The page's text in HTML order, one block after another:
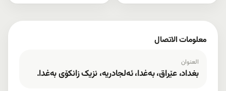
معلومات الاتصال
العنوان
بغداد، عێراق، بەغدا، ئەلجادریە، نزیک زانکۆی بەغدا.